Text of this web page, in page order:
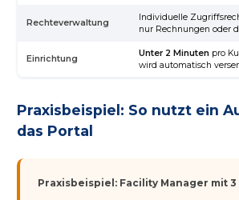
Rechteverwaltung
Individuelle
nur Rechnungen oder
Einrichtung
Unter 2 Minuten pro
wird automatisch
Praxisbeispiel: So nutzt ein
das Portal
Praxisbeispiel: Facility Manager mit